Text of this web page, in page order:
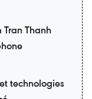
Thanh
technologies